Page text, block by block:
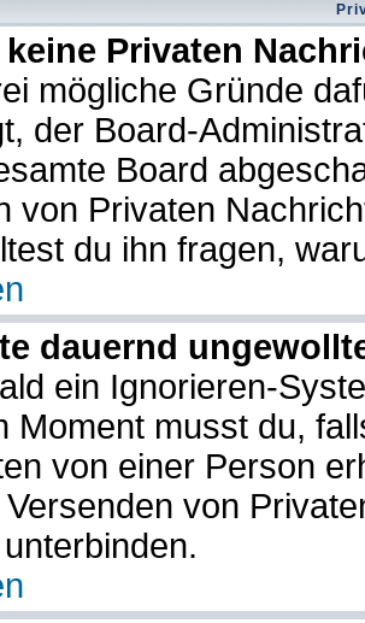
Privaten
mögliche Gründe
der Board-
Board
von Privaten
du ihn fragen,
dauernd
ein Ignorieren-
Moment musst du,
von einer Person
von